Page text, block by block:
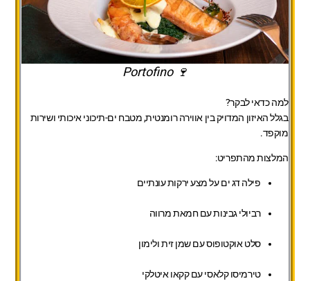
🍷 Portofino
למה כדאי לבקר?
בגלל האיזון המדויק בין אווירה רומנטית, מטבח ים-תיכוני איכותי ושירות
מוקפד.
המלצות מהתפריט:
פילה דג ים על מצע ירקות עונתיים
רביולי גבינות עם חמאת מרווה
סלט אוקטופוס עם שמן זית ולימון
טירמיסו קלאסי עם קקאו איטלקי